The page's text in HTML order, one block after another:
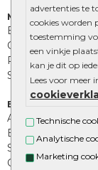
advertenties te
cookies worden
toestemming
een vinkje
kan je dit op
Lees voor meer
Technische
Analytische
Marketing
Muurelementen
Betonbielzen
Opsluitbanden
Palissades
Stapelblokken
Extra
Afwatering en
Beplantings en
Split, grind en zand
Oprit tegels